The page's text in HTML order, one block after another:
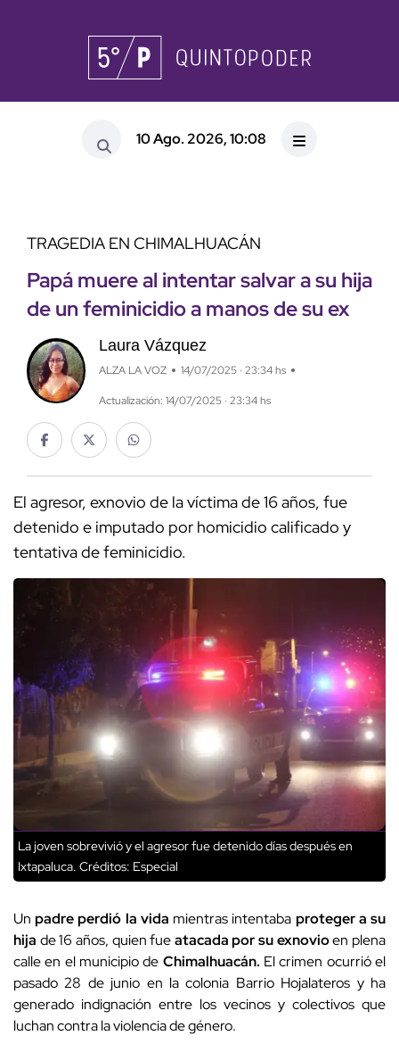
10 Ago. 2026, 10:08
TRAGEDIA EN CHIMALHUACÁN
Papá muere al intentar salvar a su hija
de un feminicidio a manos de su ex
Laura Vázquez
ALZA LA VOZ 14/07/2025 · 23:34 hs
Actualización: 14/07/2025 · 23:34 hs
El agresor, exnovio de la víctima de 16 años, fue
detenido e imputado por homicidio calificado y
tentativa de feminicidio.
La joven sobrevivió y el agresor fue detenido días después en
Ixtapaluca. Créditos: Especial
Unpadre perdió la vida mientras intentaba proteger a su
hija de 16 años, quien fueatacada por su exnovioen plena
calle en el municipio de Chimalhuacán. El crimen ocurrió el
pasado 28 de junio en la colonia Barrio Hojalateros y ha
generado indignación entre los vecinos y colectivos que
luchan contra la violencia de género.